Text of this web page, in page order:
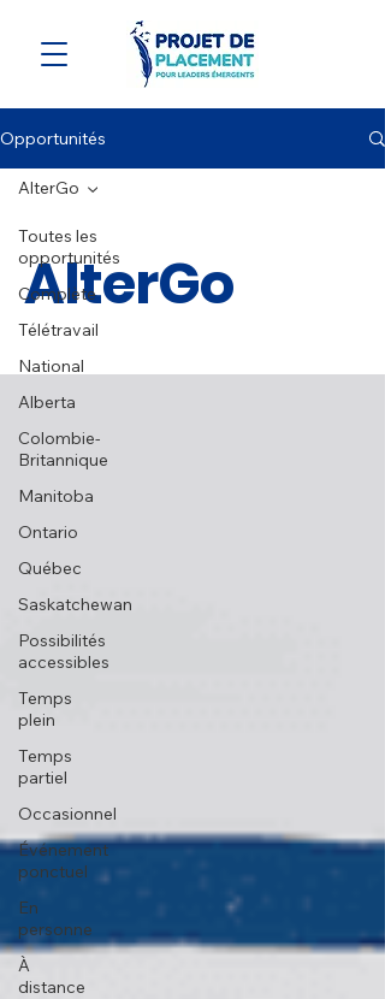
Opportunités
Toutes les
opportunités
Complète
Télétravail
National
Alberta
Colombie-
Britannique
Manitoba
Ontario
Québec
Saskatchewan
Possibilités
accessibles
Temps
plein
Temps
partiel
Occasionnel
Événement
ponctuel
En
personne
À
distance
AlterGo
AlterGo